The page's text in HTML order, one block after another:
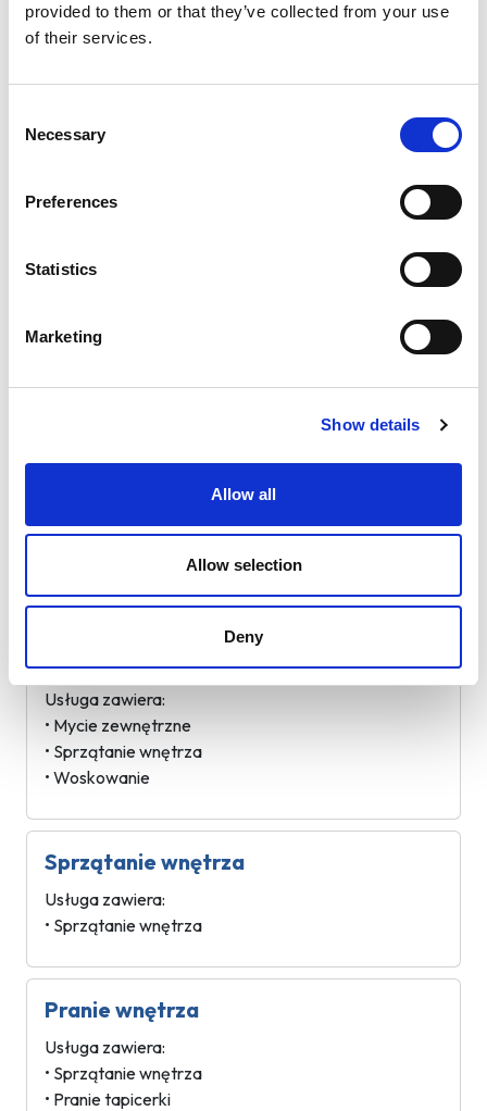
provided to them or that they’ve collected from your use
of their services.
Selection
Necessary
Preferences
Statistics
Marketing
Show details
Allow all
Allow selection
Deny
Max. wysokość: 260 cm
Usługi
Usługa zawiera:
Usługa zawiera:
Mycie zewnętrzne z woskowaniem
Usługa zawiera:
Komplet z woskowaniem
Usługa zawiera:
• Mycie zewnętrzne
• Sprzątanie wnętrza
• Woskowanie
Sprzątanie wnętrza
Usługa zawiera:
• Sprzątanie wnętrza
Pranie wnętrza
Usługa zawiera:
• Sprzątanie wnętrza
• Pranie tapicerki